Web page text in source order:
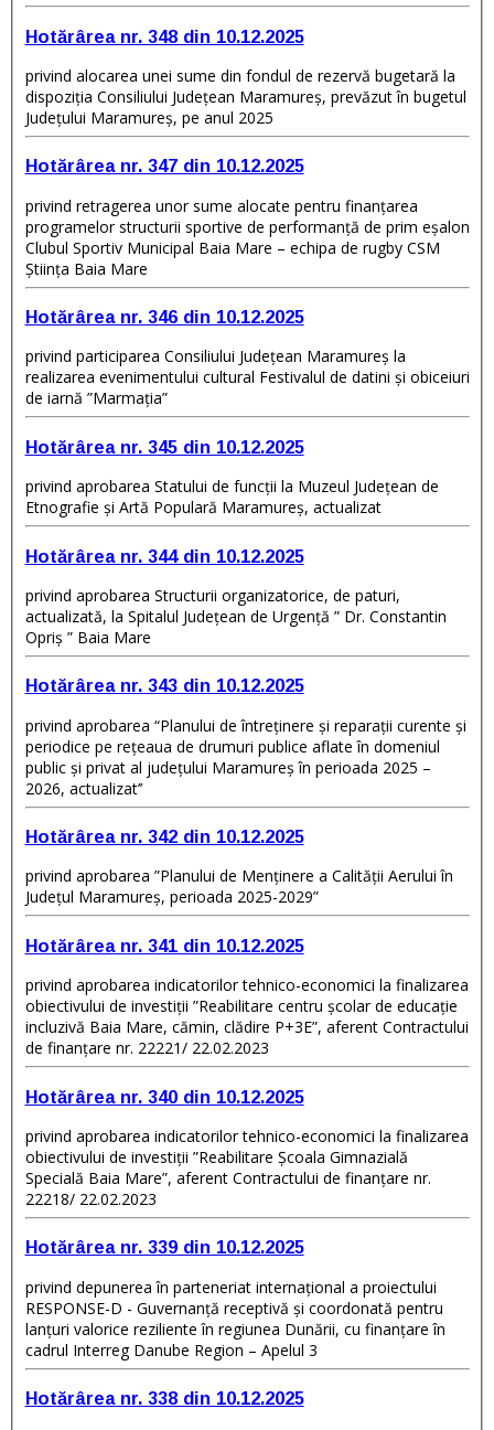
Hotărârea nr. 348 din 10.12.2025
privind alocarea unei sume din fondul de rezervă bugetară la
dispoziția Consiliului Județean Maramureș, prevăzut în bugetul
Județului Maramureș, pe anul 2025
Hotărârea nr. 347 din 10.12.2025
privind retragerea unor sume alocate pentru finanțarea
programelor structurii sportive de performanță de prim eșalon
Clubul Sportiv Municipal Baia Mare – echipa de rugby CSM
Știința Baia Mare
Hotărârea nr. 346 din 10.12.2025
privind participarea Consiliului Judeţean Maramureș la
realizarea evenimentului cultural Festivalul de datini și obiceiuri
de iarnă ”Marmația”
Hotărârea nr. 345 din 10.12.2025
privind aprobarea Statului de funcţii la Muzeul Județean de
Etnografie și Artă Populară Maramureș, actualizat
Hotărârea nr. 344 din 10.12.2025
privind aprobarea Structurii organizatorice, de paturi,
actualizată, la Spitalul Județean de Urgență ” Dr. Constantin
Opriș ” Baia Mare
Hotărârea nr. 343 din 10.12.2025
privind aprobarea “Planului de întreținere și reparații curente și
periodice pe rețeaua de drumuri publice aflate în domeniul
public și privat al județului Maramureș în perioada 2025 –
2026, actualizat’’
Hotărârea nr. 342 din 10.12.2025
privind aprobarea ”Planului de Menținere a Calității Aerului în
Județul Maramureș, perioada 2025-2029”
Hotărârea nr. 341 din 10.12.2025
privind aprobarea indicatorilor tehnico-economici la finalizarea
obiectivului de investiții ”Reabilitare centru școlar de educație
incluzivă Baia Mare, cămin, clădire P+3E”, aferent Contractului
de finanțare nr. 22221/ 22.02.2023
Hotărârea nr. 340 din 10.12.2025
privind aprobarea indicatorilor tehnico-economici la finalizarea
obiectivului de investiții ”Reabilitare Școala Gimnazială
Specială Baia Mare”, aferent Contractului de finanțare nr.
22218/ 22.02.2023
Hotărârea nr. 339 din 10.12.2025
privind depunerea în parteneriat internațional a proiectului
RESPONSE-D - Guvernanță receptivă și coordonată pentru
lanțuri valorice reziliente în regiunea Dunării, cu finanțare în
cadrul Interreg Danube Region – Apelul 3
Hotărârea nr. 338 din 10.12.2025